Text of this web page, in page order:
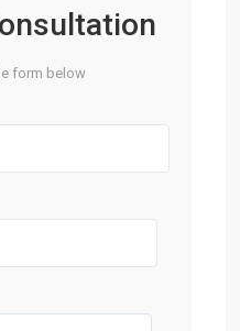
form below